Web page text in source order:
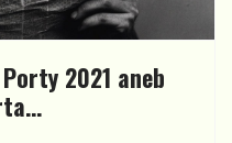
2021 aneb